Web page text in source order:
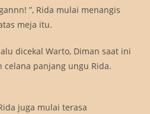
”, Rida mulai menangis
meja itu.
dicekal Warto, Diman saat ini
panjang ungu Rida.
juga mulai terasa